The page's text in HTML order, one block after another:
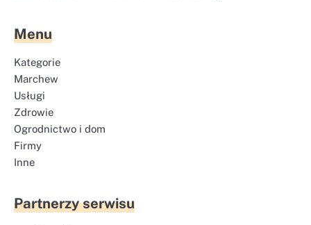
Menu
Kategorie
Marchew
Usługi
Zdrowie
Ogrodnictwo i dom
Firmy
Inne
Partnerzy serwisu